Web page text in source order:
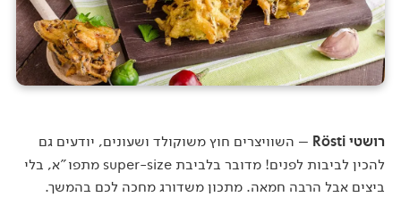
רושטי Rösti
– השוויצרים חוץ משוקולד ושעונים, יודעים גם
להכין לביבות לפנים! מדובר בלביבת super-size מתפו"א, בלי
ביצים אבל הרבה חמאה. מתכון משדורג מחכה לכם בהמשך.